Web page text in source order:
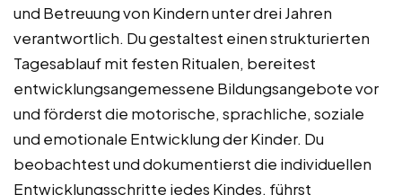
und Betreuung von Kindern unter drei Jahren
verantwortlich. Du gestaltest einen strukturierten
Tagesablauf mit festen Ritualen, bereitest
entwicklungsangemessene Bildungsangebote vor
und förderst die motorische, sprachliche, soziale
und emotionale Entwicklung der Kinder. Du
beobachtest und dokumentierst die individuellen
Entwicklungsschritte jedes Kindes, führst